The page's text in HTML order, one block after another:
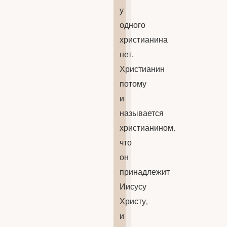
у
одного
христианина
нет.
Христианин
потому
и
называется
христианином,
что
он
принадлежит
Иисусу
Христу,
и